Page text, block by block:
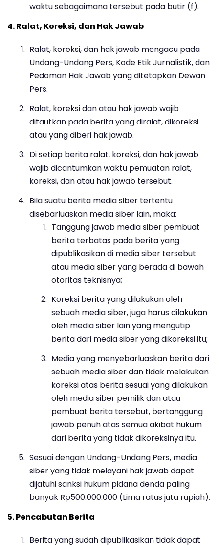
waktu sebagaimana tersebut pada butir (f).
4. Ralat, Koreksi, dan Hak Jawab
Ralat, koreksi, dan hak jawab mengacu pada
Undang-Undang Pers, Kode Etik Jurnalistik, dan
Pedoman Hak Jawab yang ditetapkan Dewan
Pers.
Ralat, koreksi dan atau hak jawab wajib
ditautkan pada berita yang diralat, dikoreksi
atau yang diberi hak jawab.
Di setiap berita ralat, koreksi, dan hak jawab
wajib dicantumkan waktu pemuatan ralat,
koreksi, dan atau hak jawab tersebut.
Bila suatu berita media siber tertentu
disebarluaskan media siber lain, maka:
Tanggung jawab media siber pembuat
berita terbatas pada berita yang
dipublikasikan di media siber tersebut
atau media siber yang berada di bawah
otoritas teknisnya;
Koreksi berita yang dilakukan oleh
sebuah media siber, juga harus dilakukan
oleh media siber lain yang mengutip
berita dari media siber yang dikoreksi itu;
Media yang menyebarluaskan berita dari
sebuah media siber dan tidak melakukan
koreksi atas berita sesuai yang dilakukan
oleh media siber pemilik dan atau
pembuat berita tersebut, bertanggung
jawab penuh atas semua akibat hukum
dari berita yang tidak dikoreksinya itu.
Sesuai dengan Undang-Undang Pers, media
siber yang tidak melayani hak jawab dapat
dijatuhi sanksi hukum pidana denda paling
banyak Rp500.000.000 (Lima ratus juta rupiah).
5. Pencabutan Berita
Berita yang sudah dipublikasikan tidak dapat